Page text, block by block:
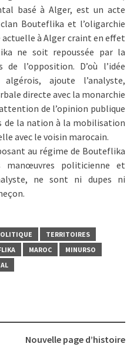
basé à Alger, est un acte
Bouteflika et l’oligarchie
à Alger craint en effet
ne soit repoussée par la
l’opposition. D’où l’idée
ajoute l’analyste,
directe avec la monarchie
de l’opinion publique
de la nation à la mobilisation
avec le voisin marocain.
au régime de Bouteflika
politicienne et
ne sont ni dupes ni
TERRITOIRES
MAROC
MINURSO
Nouvelle page d’histoire